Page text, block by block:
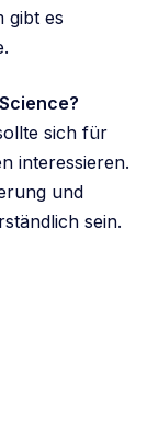
gibt es
sich für
interessieren.
und
sein.